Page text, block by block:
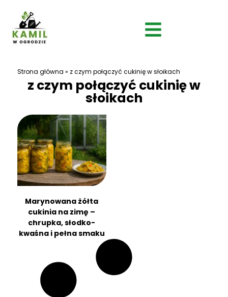
Strona główna » z czym połączyć cukinię w słoikach
z czym połączyć cukinię w
słoikach
Marynowana żółta
cukinia na zimę –
chrupka, słodko-
kwaśna i pełna smaku